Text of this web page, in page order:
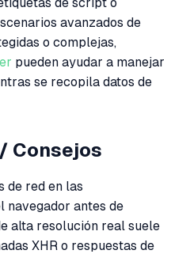
avanzados de
o complejas,
pueden ayudar a manejar
se recopila datos de
Consejos
de red en las
navegador antes de
alta resolución real suele
XHR o respuestas de